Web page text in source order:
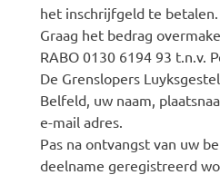
het inschrijfgeld te
Graag het bedrag
RABO 0130 6194 93 t.n.v.
De Grenslopers
Belfeld, uw naam,
e-mail adres.
Pas na ontvangst van uw
deelname geregistreerd